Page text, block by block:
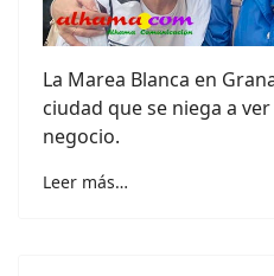
La Marea Blanca en
ciudad que se niega a
negocio.
Leer más…